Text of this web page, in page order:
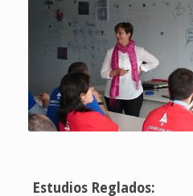
Estudios Reglados: